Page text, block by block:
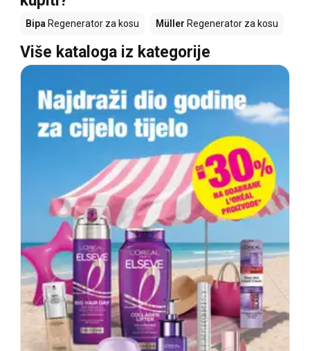
Bipa Regenerator za kosu Müller Regenerator za kosu
Više kataloga iz kategorije